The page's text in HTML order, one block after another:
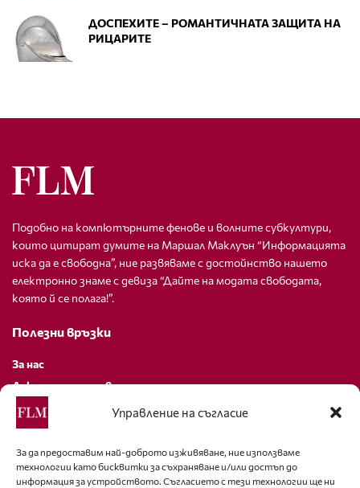
Управление на съгласие
За да предоставим най-доброто изживяване, ние използваме
технологии като бисквитки за съхраняване и/или достъп до
информация за устройството. Съгласието с тези технологии ще ни
ДОСПЕХИТЕ – РОМАНТИЧНАТА ЗАЩИТА НА
РИЦАРИТЕ
Подобно на компютърните фенове и волните субкултури,
които цитират думите на Маршал Маклуън “Информацията
иска да е свободна”, ние развяваме с достойнство нашето
електронно знаме с девиза “Дайте на модата свободата,
която й се полага!”.
Полезни връзки
За нас
Декларация за поверителност
Политика за бисквитки
За контакти
editor@fashion-lifestyle.net